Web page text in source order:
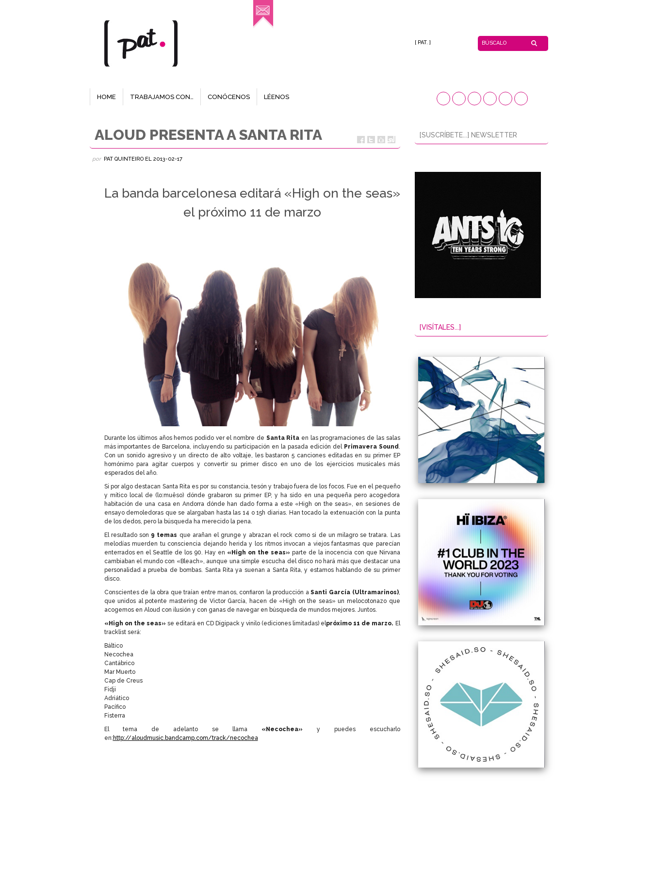
[ PAT. ]
HOME TRABAJAMOS CON… CONÓCENOS LÉENOS
ALOUD PRESENTA A SANTA RITA
por PAT QUINTEIROEL 2013-02-17
La banda barcelonesa editará «High on the seas»
el próximo 11 de marzo
Durante los últimos años hemos podido ver el nombre de Santa Rita en las programaciones de las salas
más importantes de Barcelona, incluyendo su participación en la pasada edición del Primavera Sound.
Con un sonido agresivo y un directo de alto voltaje, les bastaron 5 canciones editadas en su primer EP
homónimo para agitar cuerpos y convertir su primer disco en uno de los ejercicios musicales más
esperados del año.
Si por algo destacan Santa Rita es por su constancia, tesón y trabajo fuera de los focos. Fue en el pequeño
y mítico local de (lo:muêso) dónde grabaron su primer EP, y ha sido en una pequeña pero acogedora
habitación de una casa en Andorra dónde han dado forma a este «High on the seas», en sesiones de
ensayo demoledoras que se alargaban hasta las 14 o 15h diarias. Han tocado la extenuación con la punta
de los dedos, pero la búsqueda ha merecido la pena.
El resultado son 9 temas que arañan el grunge y abrazan el rock como si de un milagro se tratara. Las
melodías muerden tu consciencia dejando herida y los ritmos invocan a viejos fantasmas que parecían
enterrados en el Seattle de los 90. Hay en «High on the seas» parte de la inocencia con que Nirvana
cambiaban el mundo con «Bleach», aunque una simple escucha del disco no hará más que destacar una
personalidad a prueba de bombas. Santa Rita ya suenan a Santa Rita, y estamos hablando de su primer
disco.
Conscientes de la obra que traían entre manos, confiaron la producción aSanti García (Ultramarinos),
que unidos al potente mastering de Victor García, hacen de «High on the seas» un melocotonazo que
acogemos en Aloud con ilusión y con ganas de navegar en búsqueda de mundos mejores. Juntos.
«High on the seas» se editará en CD Digipack y vinilo (ediciones limitadas) elpróximo 11 de marzo. El
tracklist será:
Báltico
Necochea
Cantábrico
Mar Muerto
Cap de Creus
Fidji
Adriático
Pacífico
Fisterra
El tema de adelanto se llama «Necochea» y puedes escucharlo
en: http://aloudmusic.bandcamp.com/track/necochea
[SUSCRÍBETE...] NEWSLETTER
[VISÍTALES...]